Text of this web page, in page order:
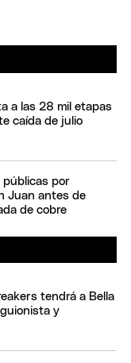
a las 28 mil etapas
caída de julio
públicas por
Juan antes de
de cobre
tendrá a Bella
y